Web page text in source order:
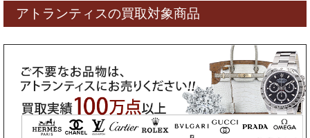
アトランティスの買取対象商品